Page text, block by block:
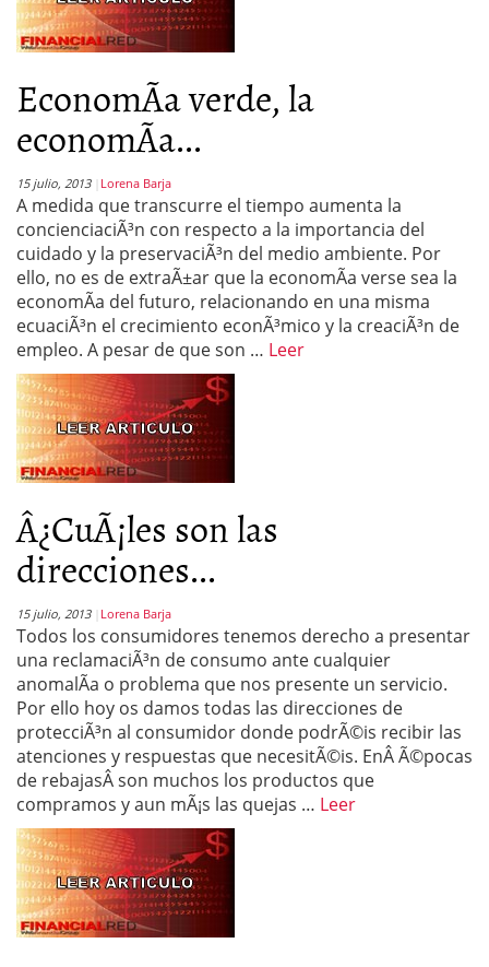
EconomÃ­a verde, la
economÃ­a...
15 julio, 2013 Lorena Barja
A medida que transcurre el tiempo aumenta la
concienciaciÃ³n con respecto a la importancia del
cuidado y la preservaciÃ³n del medio ambiente. Por
ello, no es de extraÃ±ar que la economÃ­a verse sea la
economÃ­a del futuro, relacionando en una misma
ecuaciÃ³n el crecimiento econÃ³mico y la creaciÃ³n de
empleo. A pesar de que son … Leer
Â¿CuÃ¡les son las
direcciones...
15 julio, 2013 Lorena Barja
Todos los consumidores tenemos derecho a presentar
una reclamaciÃ³n de consumo ante cualquier
anomalÃ­a o problema que nos presente un servicio.
Por ello hoy os damos todas las direcciones de
protecciÃ³n al consumidor donde podrÃ©is recibir las
atenciones y respuestas que necesitÃ©is. EnÂ Ã©pocas
de rebajasÂ son muchos los productos que
compramos y aun mÃ¡s las quejas … Leer